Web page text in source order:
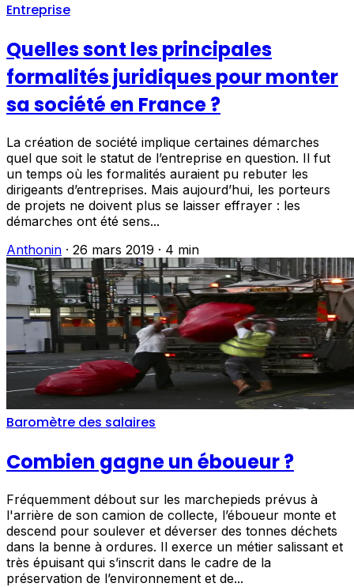
Entreprise
Quelles sont les principales
formalités juridiques pour monter
sa société en France ?
La création de société implique certaines démarches
quel que soit le statut de l’entreprise en question. Il fut
un temps où les formalités auraient pu rebuter les
dirigeants d’entreprises. Mais aujourd’hui, les porteurs
de projets ne doivent plus se laisser effrayer : les
démarches ont été sens...
Anthonin · 26 mars 2019 · 4 min
Baromètre des salaires
Combien gagne un éboueur ?
Fréquemment débout sur les marchepieds prévus à
l'arrière de son camion de collecte, l’éboueur monte et
descend pour soulever et déverser des tonnes déchets
dans la benne à ordures. Il exerce un métier salissant et
très épuisant qui s’inscrit dans le cadre de la
préservation de l’environnement et de...